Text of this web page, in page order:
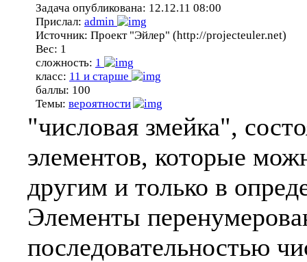
Задача опубликована: 12.12.11 08:00
Прислал: admin
Источник: Проект "Эйлер" (http://projecteuler.net)
Вес: 1
сложность: 1
класс: 11 и старше
баллы: 100
Темы: вероятности
"числовая змейка",
элементов, которые
другим и только в
Элементы
последовательностью